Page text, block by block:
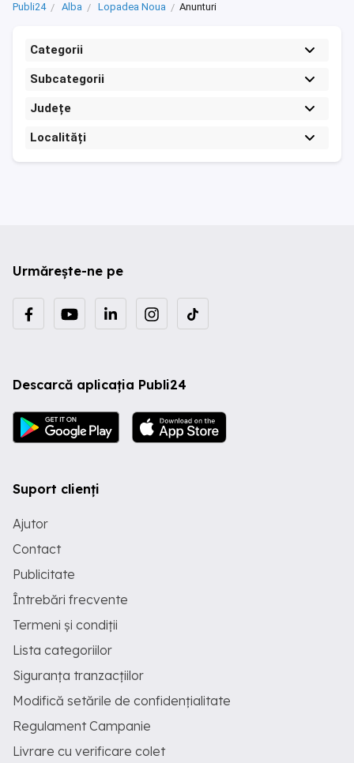
Publi24 Alba Lopadea Noua Anunturi
Categorii
Subcategorii
Județe
Localități
Urmărește-ne pe
Descarcă aplicația Publi24
Suport clienți
Ajutor
Contact
Publicitate
Întrebări frecvente
Termeni și condiții
Lista categoriilor
Siguranța tranzacțiilor
Modifică setările de confidențialitate
Regulament Campanie
Livrare cu verificare colet